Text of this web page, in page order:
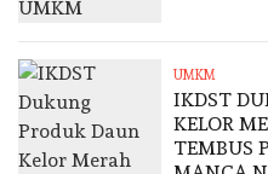
UMKM
IKDST
KELOR
TEMBUS